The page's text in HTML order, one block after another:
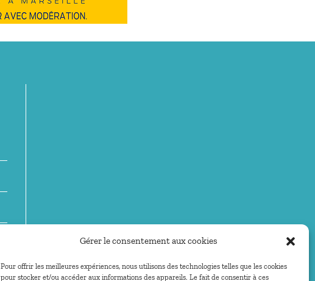
Gérer le consentement aux cookies
Pour offrir les meilleures expériences, nous utilisons des technologies telles que les cookies
pour stocker et/ou accéder aux informations des appareils. Le fait de consentir à ces